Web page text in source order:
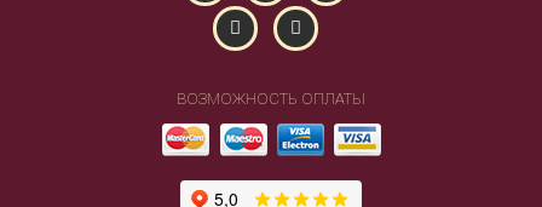
ВОЗМОЖНОСТЬ ОПЛАТЫ